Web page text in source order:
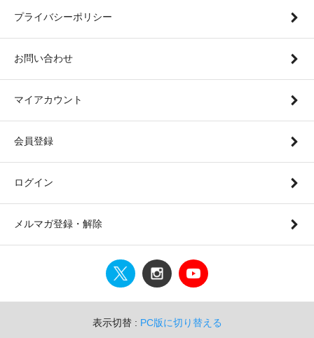
プライバシーポリシー
お問い合わせ
マイアカウント
会員登録
ログイン
メルマガ登録・解除
表示切替 : PC版に切り替える